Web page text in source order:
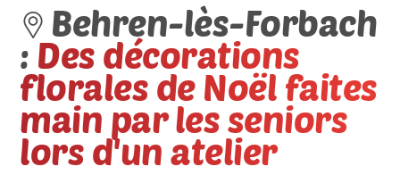
Behren-lès-Forbach
: Des décorations
florales de Noël faites
main par les seniors
lors d'un atelier